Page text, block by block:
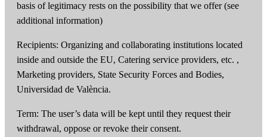
basis of legitimacy rests on the possibility that we offer (see
additional information)
Recipients: Organizing and collaborating institutions located
inside and outside the EU, Catering service providers, etc. ,
Marketing providers, State Security Forces and Bodies,
Universidad de València.
Term: The user’s data will be kept until they request their
withdrawal, oppose or revoke their consent.